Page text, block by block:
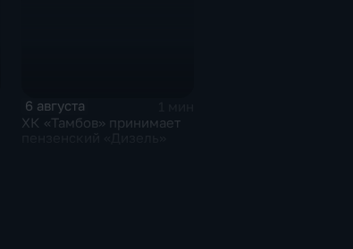
6 августа
ХК «Тамбов» принимает